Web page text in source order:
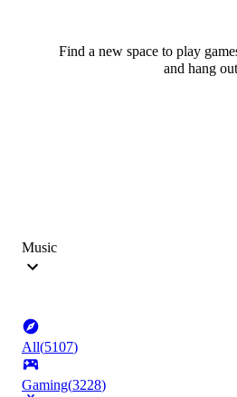
Find a new space to play
and hang
Music
All(5107)
Gaming(3228)